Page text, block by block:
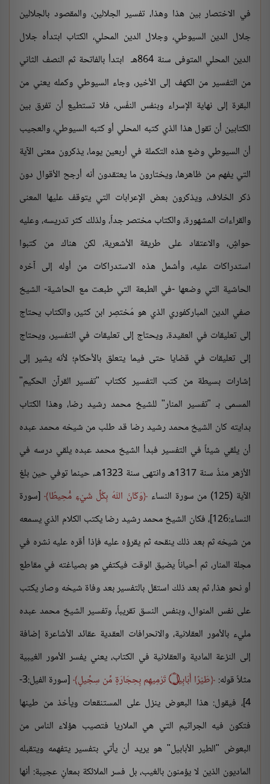
في الاختصار بين هذا وهذا، تفسير الجلالين، والمقصود بالجلالين
جلال الدين السيوطي، وجلال الدين المحلي، الكتاب ابتدأه جلال
الدين المحلي المتوفى سنة 864هـ ابتدأ بالفاتحة ثم النصف الثاني
من التفسير من الكهف إلى الأخير، وجاء السيوطي وكمله يعني من
البقرة إلى نهاية الإسراء وبنفس النفَس، فلا تستطيع أن تفرق بين
الكتابين أن تقول هذا الذي كتبه المحلي أو كتبه السيوطي، والعجيب
أن السيوطي وضع هذه التكملة في أربعين يوما، يذكرون معنى الآية
التي يفهم من ظاهرها، ويختارون ما يعتقدون أنه أرجح الأقوال دون
ذكر الخلاف، ويذكرون بعض الإعرابات التي يتوقف عليها المعنى
والقراءات المشهورة، والكتاب مختصر جداً، ولذلك كثر تدريسه، وعليه
حواشٍ، والاعتقاد على طريقة الأشعرية، لكن هناك من كتبوا
استدراكات عليه، وأشمل هذه الاستدراكات من أوله إلى آخره
الحاشية التي وضعها -في الطبعة التي طبعت مع الحاشية- الشيخ
صفي الدين المباركفوري الذي هو مُختصِر ابن كثير، والكتاب يحتاج
إلى تعليقات في العقيدة، ويحتاج إلى تعليقات في التفسير، ويحتاج
إلى تعليقات في قضايا حتى فيما يتعلق بالأحكام؛ لأنه يشير إلى
إشارات بسيطة من كتب التفسير ككتاب "تفسير القرآن الحكيم"
المسمى بـ "تفسير المنار" للشيخ محمد رشيد رضا، وهذا الكتاب
بدايته كان الشيخ محمد رشيد رضا قد طلب من شيخه محمد عبده
أن يلقي شيئاً في التفسير فبدأ الشيخ محمد عبده يلقي درسه في
الأزهر منذُ سنة 1317هـ وانتهى سنة 1323هـ، حينما توفي حين بلغ
الآية (125) من سورة النساء
وَكَانَ اللّهُ بِكُلِّ شَيْءٍ مُّحِيطًا [سورة
النساء:126]، فكان الشيخ محمد رشيد رضا يكتب الكلام الذي يسمعه
من شيخه ثم بعد ذلك ينقحه ثم يقرؤه عليه فإذا أقره عليه نشره في
مجلة المنار، ثم أحياناً يضيق الوقت فيكتفي هو بصياغته في مقاطع
أو نحو هذا، ثم بعد ذلك استقل بالتفسير بعد وفاة شيخه وصار يكتب
على نفس المنوال، وبنفس النسق تقريباً، وتفسير الشيخ محمد عبده
مليء بالأمور العقلانية، والانحرافات العقدية عقائد الأشاعرة إضافة
إلى النزعة المادية والعقلانية في الكتاب، يعني يفسر الأمور الغيبية
مثلاً قوله: طَيْرًا أَبَابِيلَ۝ تَرْمِيهِم بِحِجَارَةٍ مِّن سِجِّيلٍ
[سورة الفيل:3-
4]، فيقول: هذا البعوض ينزل على المستنقعات ويأخذ من طينها
فتكون فيه الجراثيم التي هي الملاريا فتصيب هؤلاء الناس من
البعوض "الطير الأبابيل" هو يريد أن يأتي بتفسير يتفهمه ويتقبله
الماديون الذين لا يؤمنون بالغيب، بل فسر الملائكة بمعانٍ عجيبة: أنها